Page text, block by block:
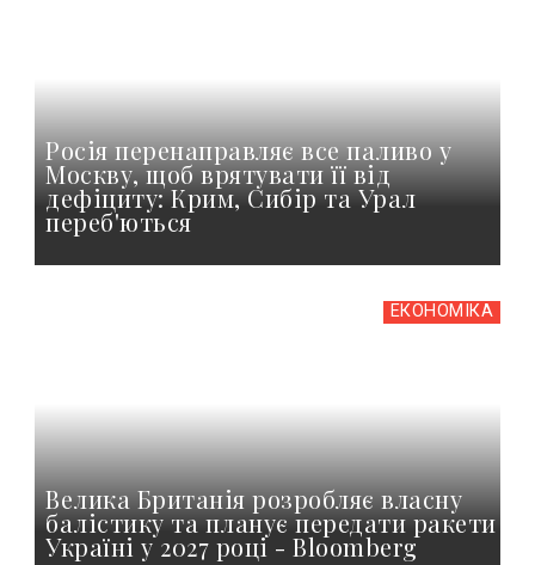
Росія перенаправляє все паливо у
Москву, щоб врятувати її від
дефіциту: Крим, Сибір та Урал
переб'ються
ЕКОНОМІКА
Велика Британія розробляє власну
балістику та планує передати ракети
Україні у 2027 році - Bloomberg